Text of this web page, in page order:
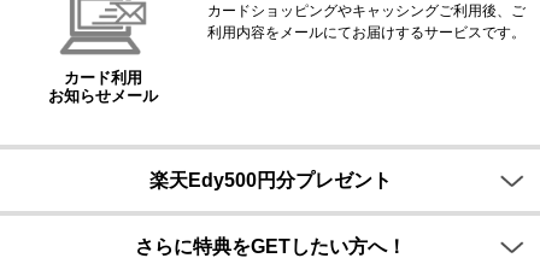
カード利用
お知らせメール
カードショッピングやキャッシングご利用後、ご
利用内容をメールにてお届けするサービスです。
楽天Edy500円分プレゼント
さらに特典をGETしたい方へ！